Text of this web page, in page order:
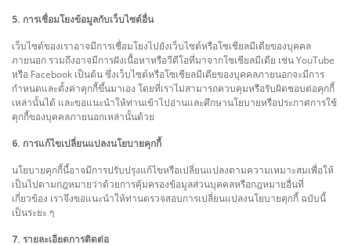
5. การเชื่อมโยงข้อมูลกับเว็บไซต์อื่น
เว็บไซต์ของเราอาจมีการเชื่อมโยงไปยังเว็บไซต์หรือโซเชียลมีเดียของบุคคล
ภายนอก รวมถึงอาจมีการฝังเนื้อหาหรือวีดีโอที่มาจากโซเชียลมีเดีย เช่น YouTube
หรือ Facebook เป็นต้น ซึ่งเว็บไซต์หรือโซเชียลมีเดียของบุคคลภายนอกจะมีการ
กำหนดและตั้งค่าคุกกี้ขึ้นมาเอง โดยที่เราไม่สามารถควบคุมหรือรับผิดชอบต่อคุกกี้
เหล่านั้นได้ และขอแนะนำให้ท่านเข้าไปอ่านและศึกษานโยบายหรือประกาศการใช้
คุกกี้ของบุคคลภายนอกเหล่านั้นด้วย
6. การแก้ไขเปลี่ยนแปลงนโยบายคุกกี้
นโยบายคุกกี้นี้อาจมีการปรับปรุงแก้ไขหรือเปลี่ยนแปลงตามความเหมาะสมเพื่อให้
เป็นไปตามกฎหมายว่าด้วยการคุ้มครองข้อมูลส่วนบุคคลหรือกฎหมายอื่นที่
เกี่ยวข้อง เราจึงขอแนะนำให้ท่านตรวจสอบการเปลี่ยนแปลงนโยบายคุกกี้ ฉบับนี้
เป็นระยะ ๆ
7. รายละเอียดการติดต่อ